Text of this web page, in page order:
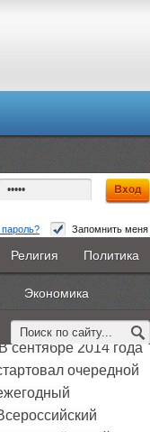
Запомнить меня
КНИГИ ВестиNet
Религия Политика
Экономика
2014 года
сентябре 2014 года
очередной